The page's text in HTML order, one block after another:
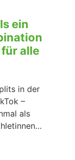
ein
alle
in der
–
als